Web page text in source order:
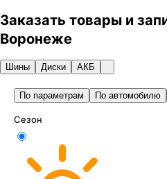
Заказать товары и
Воронеже
Шины Диски АКБ
По параметрам По автомобилю
Сезон